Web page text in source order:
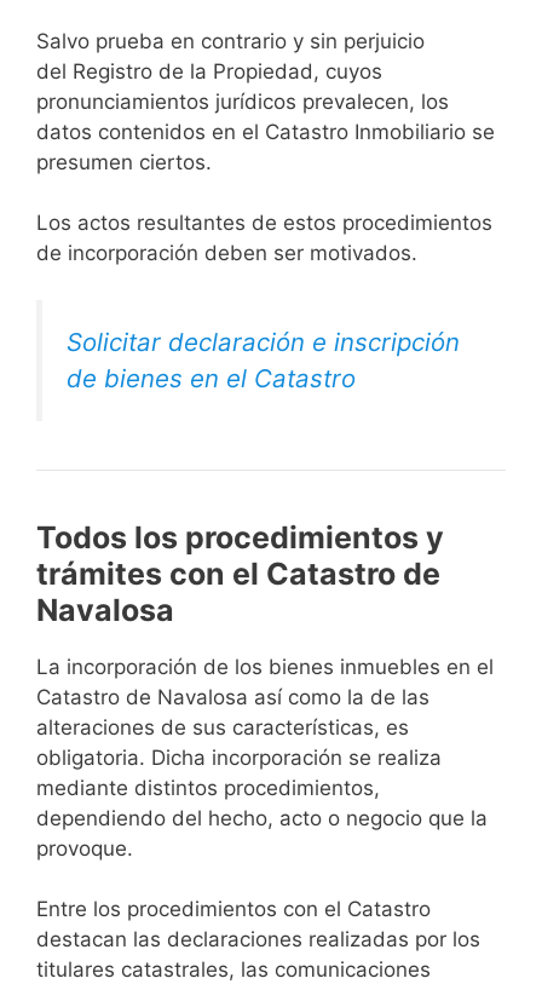
Salvo prueba en contrario y sin perjuicio
del Registro de la Propiedad, cuyos
pronunciamientos jurídicos prevalecen, los
datos contenidos en el Catastro Inmobiliario se
presumen ciertos.
Los actos resultantes de estos procedimientos
de incorporación deben ser motivados.
Solicitar declaración e inscripción
de bienes en el Catastro
Todos los procedimientos y
trámites con el Catastro de
Navalosa
La incorporación de los bienes inmuebles en el
Catastro de Navalosa así como la de las
alteraciones de sus características, es
obligatoria. Dicha incorporación se realiza
mediante distintos procedimientos,
dependiendo del hecho, acto o negocio que la
provoque.
Entre los procedimientos con el Catastro
destacan las declaraciones realizadas por los
titulares catastrales, las comunicaciones